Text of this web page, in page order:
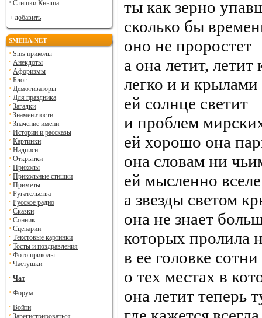
Стишки Кныша
добавить
SMEHA.NET
Sms приколы
Анекдоты
Афоризмы
Блог
Демотиваторы
Для праздника
Загадки
Знаменитости
Значение имени
Истории и рассказы
Картинки
Надписи
Открытки
Приколы
Прикольные стишки
Приметы
Ругательства
Русское радио
Сказки
Сонник
Сценарии
Текстовые картинки
Тосты и поздравления
Фото приколы
Частушки
Чат
Форум
Войти
Зарегистрироваться
ты как зерно
сколько бы
оно не проростет
а она летит, летит
легко и и крылами
ей солнце светит
и проблем
ей хорошо она
она словам ни
ей мысленно
а звезды светом
она не знает
которых пролила
в ее головке сотни
о тех местах в
она летит теперь